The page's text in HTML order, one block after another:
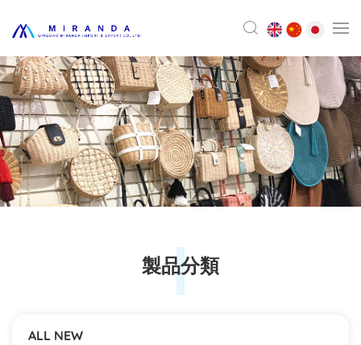
製品分類
ALL NEW